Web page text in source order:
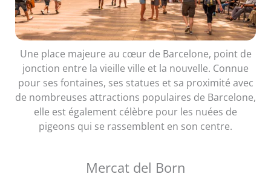
Une place majeure au cœur de Barcelone, point de
jonction entre la vieille ville et la nouvelle. Connue
pour ses fontaines, ses statues et sa proximité avec
de nombreuses attractions populaires de Barcelone,
elle est également célèbre pour les nuées de
pigeons qui se rassemblent en son centre.
Mercat del Born